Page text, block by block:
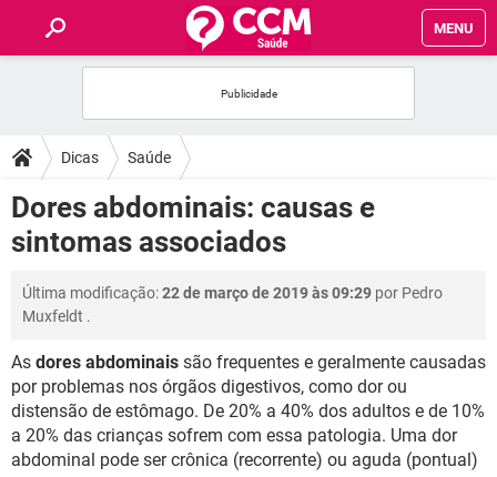
MENU
FÓRUM
SAÚDE
FAMÍLIA
NUTRIÇÃO
BEM-ESTAR
SEXUALIDADE
Dicas Saúde
Dores abdominais: causas e
sintomas associados
Última modificação:22 de março de 2019 às 09:29 por Pedro
Muxfeldt .
As dores abdominais são frequentes e geralmente causadas
por problemas nos órgãos digestivos, como dor ou
distensão de estômago. De 20% a 40% dos adultos e de 10%
a 20% das crianças sofrem com essa patologia. Uma dor
abdominal pode ser crônica (recorrente) ou aguda (pontual)